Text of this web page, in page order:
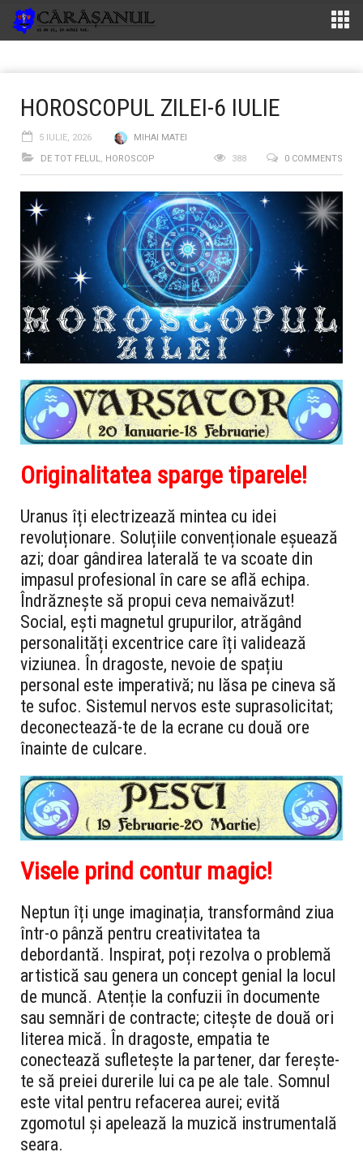
HOROSCOPUL ZILEI-6 IULIE
5 IULIE, 2026
MIHAI MATEI
DE TOT FELUL, HOROSCOP 0 COMMENTS
388
Originalitatea sparge tiparele!
Uranus îți electrizează mintea cu idei
revoluționare. Soluțiile convenționale eșuează
azi; doar gândirea laterală te va scoate din
impasul profesional în care se află echipa.
Îndrăznește să propui ceva nemaivăzut!
Social, ești magnetul grupurilor, atrăgând
personalități excentrice care îți validează
viziunea. În dragoste, nevoie de spațiu
personal este imperativă; nu lăsa pe cineva să
te sufoc. Sistemul nervos este suprasolicitat;
deconectează-te de la ecrane cu două ore
înainte de culcare.
Visele prind contur magic!
Neptun îți unge imaginația, transformând ziua
într-o pânză pentru creativitatea ta
debordantă. Inspirat, poți rezolva o problemă
artistică sau genera un concept genial la locul
de muncă. Atenție la confuzii în documente
sau semnări de contracte; citește de două ori
literea mică. În dragoste, empatia te
conectează sufletește la partener, dar ferește-
te să preiei durerile lui ca pe ale tale. Somnul
este vital pentru refacerea aurei; evită
zgomotul și apelează la muzică instrumentală
seara.